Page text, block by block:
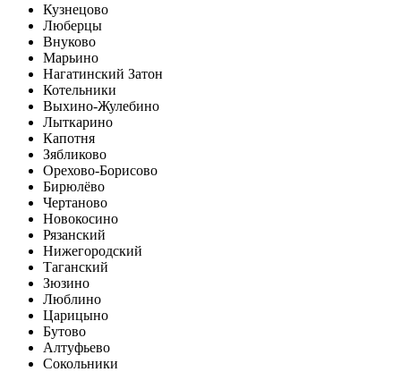
Кузнецово
Люберцы
Внуково
Марьино
Нагатинский Затон
Котельники
Выхино-Жулебино
Лыткарино
Капотня
Зябликово
Орехово-Борисово
Бирюлёво
Чертаново
Новокосино
Рязанский
Нижегородский
Таганский
Зюзино
Люблино
Царицыно
Бутово
Алтуфьево
Сокольники